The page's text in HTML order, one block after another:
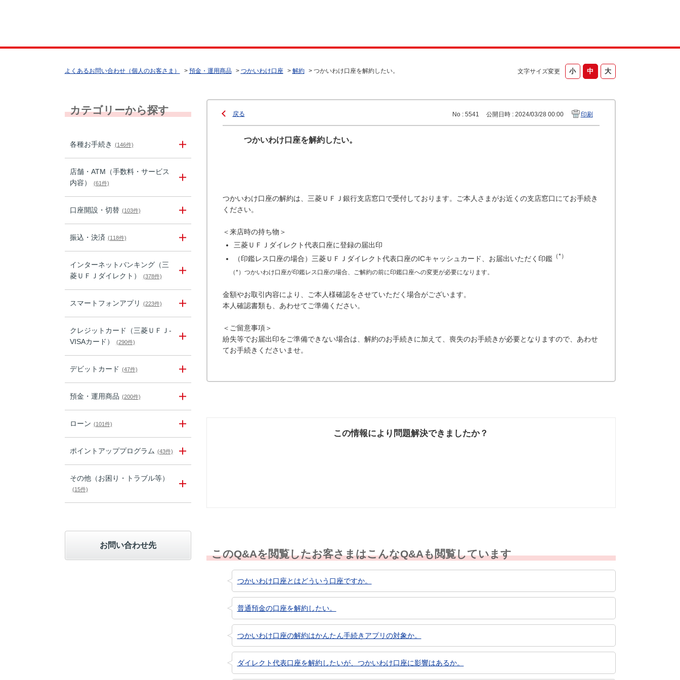
文字サイズ変更
よくあるお問い合わせ（個人のお客さま） > 預金・運用商品 > つかいわけ口座 > 解約 > つかいわけ口座を解約したい。
カテゴリーから探す
各種お手続き (146件)
店舗・ATM（手数料・サービス
内容）
(61件)
口座開設・切替 (103件)
振込・決済 (118件)
インターネットバンキング（三
菱ＵＦＪダイレクト）
(378件)
スマートフォンアプリ (223件)
クレジットカード（三菱ＵＦＪ-
VISAカード）
(290件)
デビットカード (47件)
預金・運用商品 (200件)
ローン (101件)
ポイントアッププログラム (43件)
その他（お困り・トラブル等）
(15件)
お問い合わせ先
戻る No : 5541 公開日時 : 2024/03/28 00:00 印刷
つかいわけ口座を解約したい。
つかいわけ口座の解約は、三菱ＵＦＪ銀行支店窓口で受付しております。ご本人さまがお近くの支店窓口にてお手続き
ください。
＜来店時の持ち物＞
三菱ＵＦＪダイレクト代表口座に登録の届出印
（印鑑レス口座の場合）三菱ＵＦＪダイレクト代表口座のICキャッシュカード、お届出いただく印鑑（*）
（*）つかいわけ口座が印鑑レス口座の場合、ご解約の前に印鑑口座への変更が必要になります。
金額やお取引内容により、ご本人様確認をさせていただく場合がございます。
本人確認書類も、あわせてご準備ください。
＜ご留意事項＞
紛失等でお届出印をご準備できない場合は、解約のお手続きに加えて、喪失のお手続きが必要となりますので、あわせ
てお手続きくださいませ。
この情報により問題解決できましたか？
このQ&Aを閲覧したお客さまはこんなQ&Aも閲覧しています
つかいわけ口座とはどういう口座ですか。
普通預金の口座を解約したい。
つかいわけ口座の解約はかんたん手続きアプリの対象か。
ダイレクト代表口座を解約したいが、つかいわけ口座に影響はあるか。